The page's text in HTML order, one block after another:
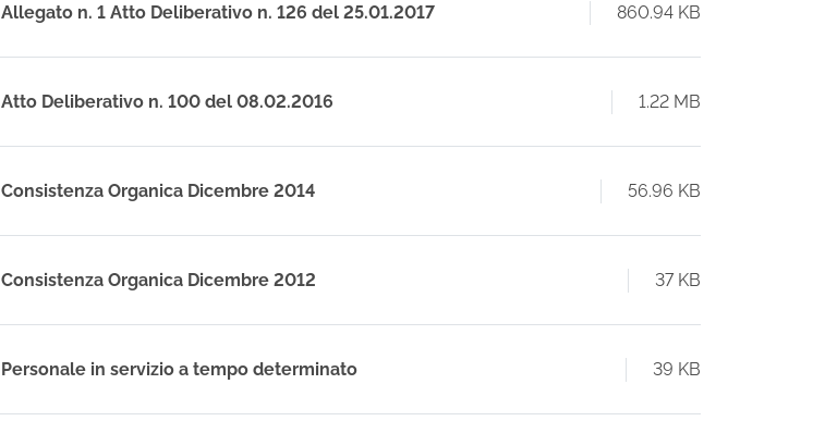
Allegato n. 1 Atto Deliberativo n. 126 del 25.01.2017 860.94 KB
Atto Deliberativo n. 100 del 08.02.2016 1.22 MB
Consistenza Organica Dicembre 2014 56.96 KB
Consistenza Organica Dicembre 2012 37 KB
Personale in servizio a tempo determinato 39 KB